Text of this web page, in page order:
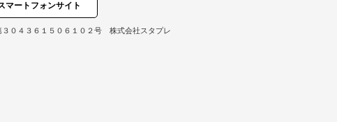
マートフォンサイト
３０４３６１５０６１０２号 株式会社スタプレ